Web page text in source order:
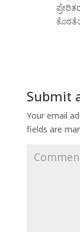
Submit
Your email
fields are